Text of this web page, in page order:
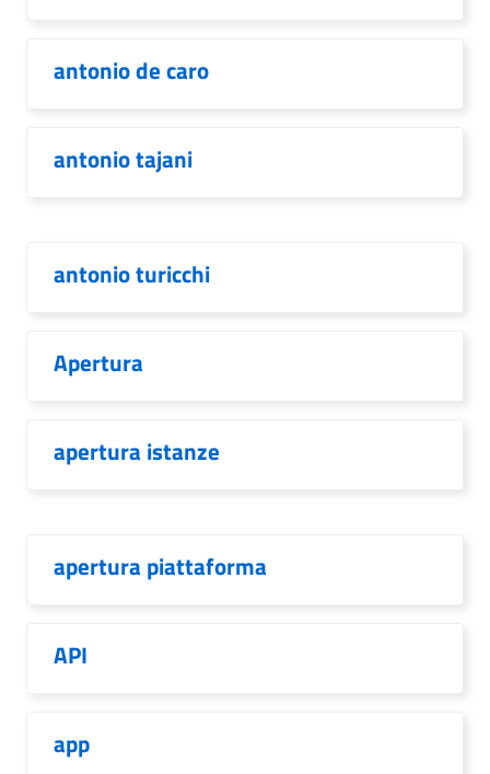
antonio de caro
antonio tajani
antonio turicchi
Apertura
apertura istanze
apertura piattaforma
API
app